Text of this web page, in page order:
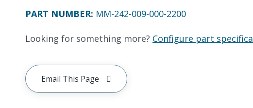
PART NUMBER: MM-242-009-000-2200
Looking for something more? Configure part
Email This Page